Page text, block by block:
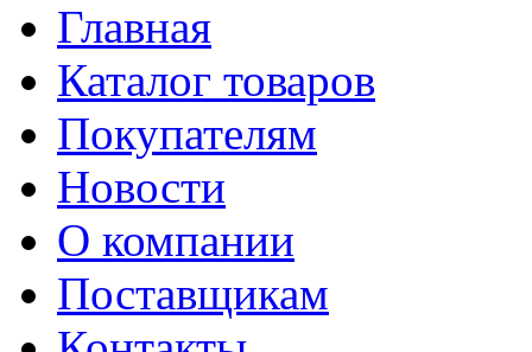
Главная
Каталог товаров
Покупателям
Новости
О компании
Поставщикам